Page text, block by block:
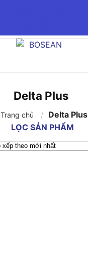
Delta Plus
Trang chủ / Delta Plus
LỌC SẢN PHẨM